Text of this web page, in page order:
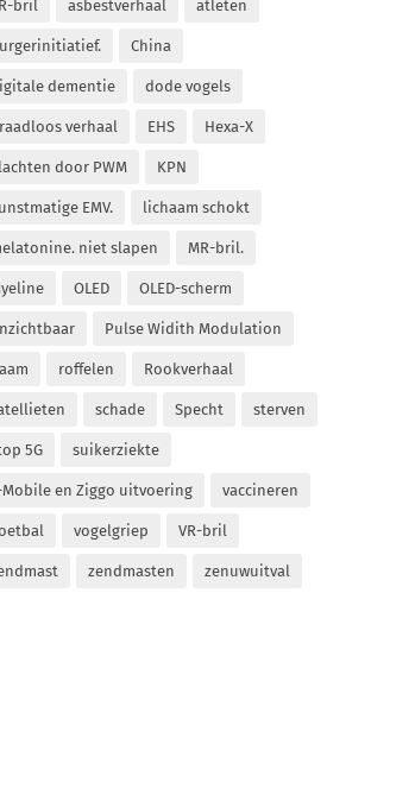
bril asbestverhaal atleten
China
dementie dode vogels
verhaal EHS Hexa-X
door PWM KPN
EMV. lichaam schokt
niet slapen MR-bril.
OLED OLED-scherm
Pulse Widith Modulation
roffelen Rookverhaal
schade Specht sterven
5G suikerziekte
Mobile en Ziggo uitvoering vaccineren
vogelgriep VR-bril
zendmasten zenuwuitval